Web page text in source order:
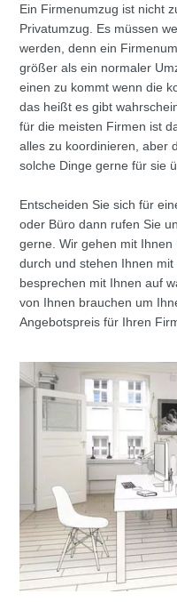
Ein Firmenumzug ist nicht
Privatumzug. Es müssen
werden, denn ein
größer als ein normaler
einen zu kommt wenn die
das heißt es gibt
für die meisten Firmen ist
alles zu koordinieren, aber
solche Dinge gerne für sie
Entscheiden Sie sich für
oder Büro dann rufen Sie
gerne. Wir gehen mit
durch und stehen Ihnen
besprechen mit Ihnen auf
von Ihnen brauchen um
Angebotspreis für Ihren